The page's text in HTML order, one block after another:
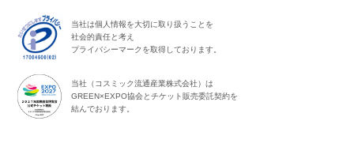
当社は個人情報を大切に取り扱うことを
社会的責任と考え
プライバシーマークを取得しております。
当社（コスミック流通産業株式会社）は
GREEN×EXPO協会とチケット販売委託契約を
結んでおります。